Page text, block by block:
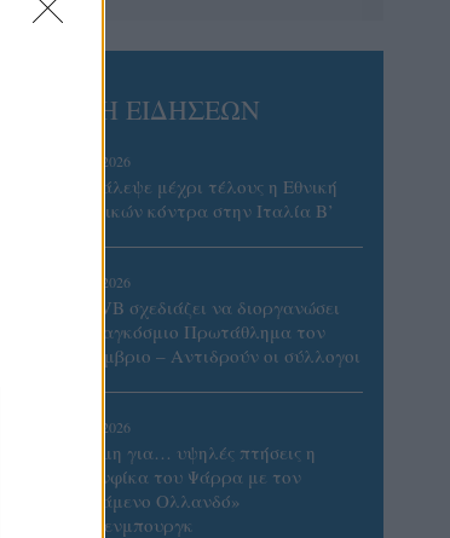
ΡΟΗ ΕΙΔΗΣΕΩΝ
06/08/2026
Το πάλεψε μέχρι τέλους η Εθνική
γυναικών κόντρα στην Ιταλία Β’
06/08/2026
Η FIVB σχεδιάζει να διοργανώσει
το Παγκόσμιο Πρωτάθλημα τον
Δεκέμβριο – Αντιδρούν οι σύλλογοι
06/08/2026
Έτοιμη για… υψηλές πτήσεις η
Μπενφίκα του Ψάρρα με τον
«Ιπτάμενο Ολλανδό»
Βίλτενμπουργκ